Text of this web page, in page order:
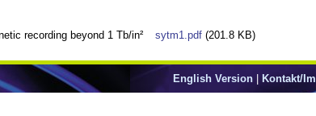
recording beyond 1 Tb/in² sytm1.pdf (201.8 KB)
English Version Kontakt/